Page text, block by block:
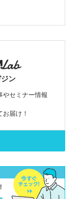
ン
やセミナー情報
お届け！